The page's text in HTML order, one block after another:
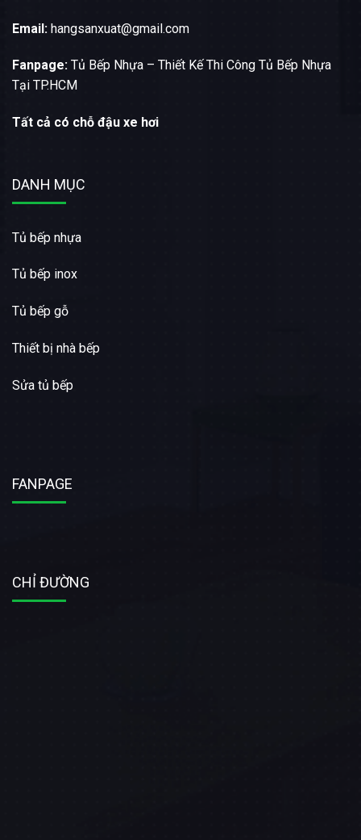
Email: hangsanxuat@gmail.com
Fanpage: Tủ Bếp Nhựa – Thiết Kế Thi Công Tủ Bếp Nhựa
Tại TP.HCM
Tất cả có chỗ đậu xe hơi
DANH MỤC
Tủ bếp nhựa
Tủ bếp inox
Tủ bếp gỗ
Thiết bị nhà bếp
Sửa tủ bếp
FANPAGE
CHỈ ĐƯỜNG